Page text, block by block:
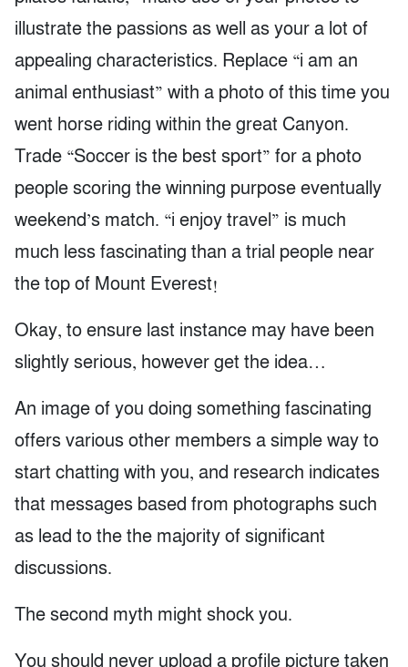
illustrate the passions as well as your a lot of
appealing characteristics. Replace “i am an
animal enthusiast” with a photo of this time you
went horse riding within the great Canyon.
Trade “Soccer is the best sport” for a photo
people scoring the winning purpose eventually
weekend’s match. “i enjoy travel” is much
much less fascinating than a trial people near
the top of Mount Everest!
Okay, to ensure last instance may have been
slightly serious, however get the idea…
An image of you doing something fascinating
offers various other members a simple way to
start chatting with you, and research indicates
that messages based from photographs such
as lead to the the majority of significant
discussions.
The second myth might shock you.
You should never upload a profile picture taken